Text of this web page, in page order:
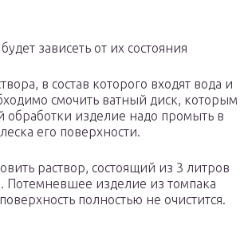
зависеть от их состояния
в состав которого входят вода и
смочить ватный диск, которым
обработки изделие надо промыть в
его поверхности.
раствор, состоящий из 3 литров
Потемневшее изделие из томпака
полностью не очистится.